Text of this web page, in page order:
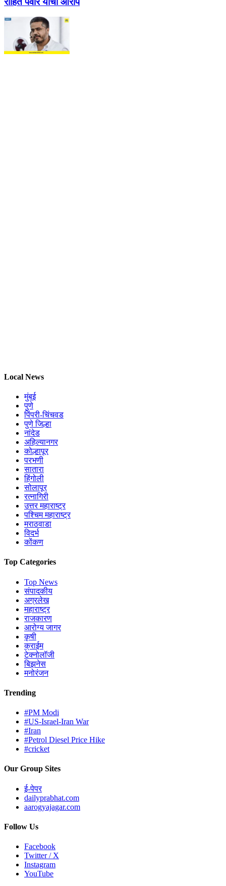
Local News
मुंबई
पुणे
पिंपरी-चिंचवड
पुणे जिल्हा
नांदेड
अहिल्यानगर
कोल्हापूर
परभणी
सातारा
हिंगोली
सोलापूर
रत्नागिरी
उत्तर महाराष्ट्र
पश्चिम महाराष्ट्र
मराठवाडा
विदर्भ
कोंकण
Top Categories
Top News
संपादकीय
अग्रलेख
महाराष्ट्र
राजकारण
आरोग्य जागर
कृषी
क्राईम
टेक्नोलॉजी
बिझनेस
मनोरंजन
Trending
#PM Modi
#US-Israel-Iran War
#Iran
#Petrol Diesel Price Hike
#cricket
Our Group Sites
ई-पेपर
dailyprabhat.com
aarogyajagar.com
Follow Us
Facebook
Twitter / X
Instagram
YouTube